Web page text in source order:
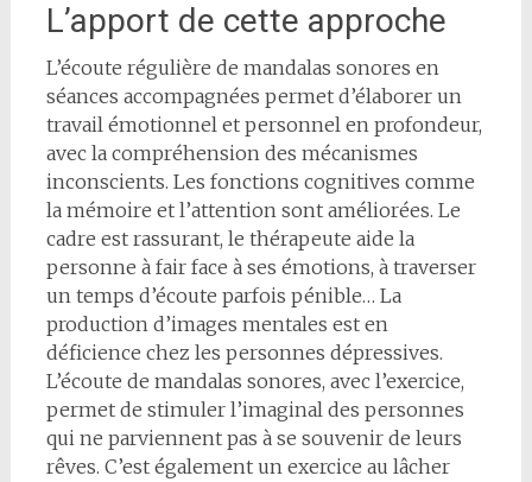
L’apport de cette approche
L’écoute régulière de mandalas sonores en
séances accompagnées permet d’élaborer un
travail émotionnel et personnel en profondeur,
avec la compréhension des mécanismes
inconscients. Les fonctions cognitives comme
la mémoire et l’attention sont améliorées. Le
cadre est rassurant, le thérapeute aide la
personne à fair face à ses émotions, à traverser
un temps d’écoute parfois pénible… La
production d’images mentales est en
déficience chez les personnes dépressives.
L’écoute de mandalas sonores, avec l’exercice,
permet de stimuler l’imaginal des personnes
qui ne parviennent pas à se souvenir de leurs
rêves. C’est également un exercice au lâcher